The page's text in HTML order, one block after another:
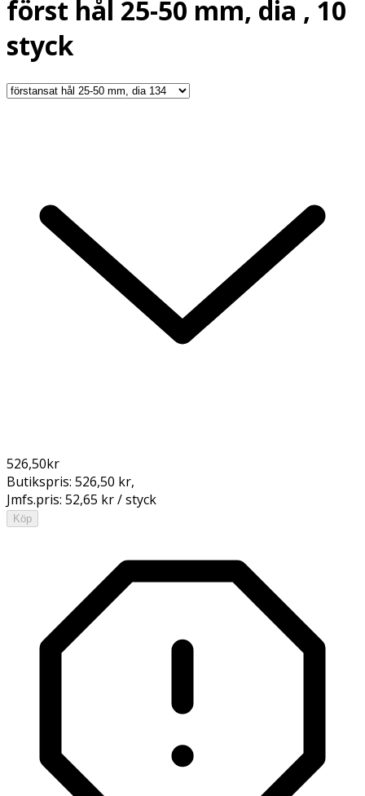
först hål 25-50 mm, dia , 10
styck
526,50kr
Butikspris: 526,50 kr,
Jmfs.pris: 52,65 kr / styck
Köp